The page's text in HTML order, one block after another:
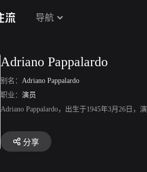
导航
Adriano Pappalardo
别名： Adriano Pappalardo
职业： 演员
Adriano Pappalardo，出生于1945年3月26日，
分享